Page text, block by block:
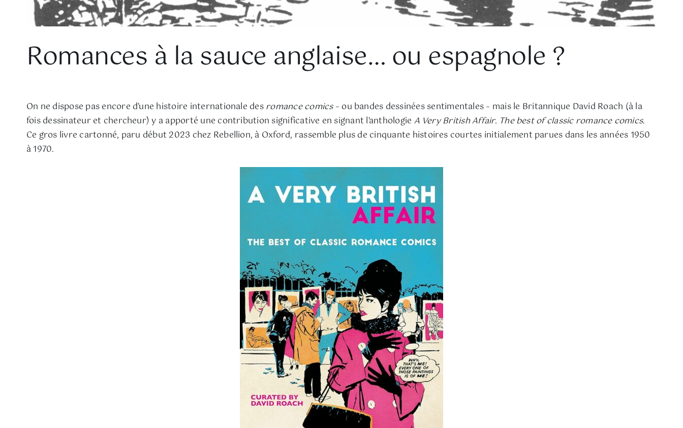
Romances à la sauce anglaise… ou espagnole ?
On ne dispose pas encore d’une histoire internationale desromance comics– ou bandes dessinées sentimentales – mais le Britannique David Roach (à la
fois dessinateur et chercheur) y a apporté une contribution significative en signant l’anthologie A Very British Affair. The best of classic romance comics.
Ce gros livre cartonné, paru début 2023 chez Rebellion, à Oxford, rassemble plus de cinquante histoires courtes initialement parues dans les années 1950
à 1970.